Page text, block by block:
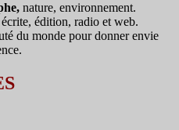
nature, environnement.
écrite, édition, radio et web.
du monde pour donner envie